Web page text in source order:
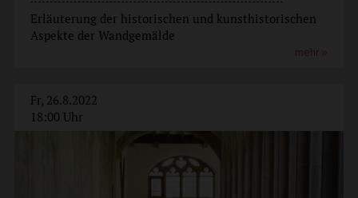
Erläuterung der historischen und kunsthistorischen
Aspekte der Wandgemälde
mehr
Fr, 26.8.2022
18:00 Uhr